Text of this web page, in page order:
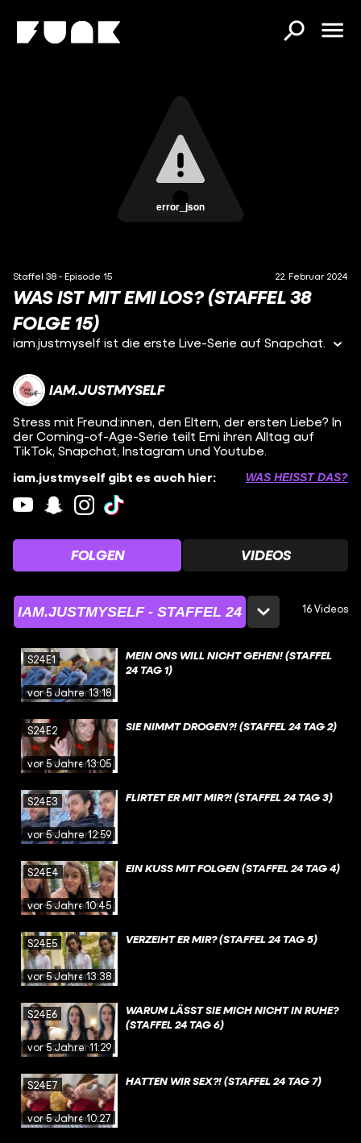
error_json
Staffel 38 - Episode 15 22. Februar 2024
WAS IST MIT EMI LOS? (STAFFEL 38
FOLGE 15)
iam.justmyself ist die erste Live-Serie auf Snapchat.
IAM.JUSTMYSELF
Stress mit Freund:innen, den Eltern, der ersten Liebe? In
der Coming-of-Age-Serie teilt Emi ihren Alltag auf
TikTok, Snapchat, Instagram und Youtube.
iam.justmyself gibt es auch hier:
WAS HEISST DAS?
FOLGEN VIDEOS
IAM.JUSTMYSELF - STAFFEL 24 16 Videos
vor 5 Jahren13:18
S24E1
MEIN ONS WILL NICHT GEHEN! (STAFFEL
24 TAG 1)
vor 5 Jahren13:05
S24E2 SIE NIMMT DROGEN?! (STAFFEL 24 TAG 2)
vor 5 Jahren12:59
S24E3 FLIRTET ER MIT MIR?! (STAFFEL 24 TAG 3)
vor 5 Jahren10:45
S24E4 EIN KUSS MIT FOLGEN (STAFFEL 24 TAG 4)
vor 5 Jahren13:38
S24E5 VERZEIHT ER MIR? (STAFFEL 24 TAG 5)
vor 5 Jahren11:29
S24E6
WARUM LÄSST SIE MICH NICHT IN RUHE?
(STAFFEL 24 TAG 6)
vor 5 Jahren10:27
S24E7 HATTEN WIR SEX?! (STAFFEL 24 TAG 7)